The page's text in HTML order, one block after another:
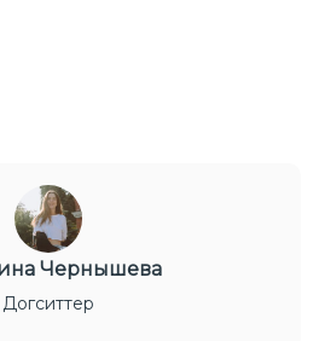
Чернышева
Догситтер